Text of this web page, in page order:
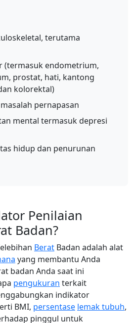
terutama
(termasuk endometrium,
prostat, hati, kantong
kolorektal)
pernapasan
mental termasuk depresi
hidup dan penurunan
Penilaian
Badan?
Berat Badan adalah alat
yang membantu Anda
badan Anda saat ini
pengukuran terkait
indikator
BMI, persentase lemak tubuh,
pinggul untuk